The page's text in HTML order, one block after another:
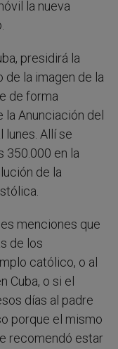
la nueva
presidirá la
de la imagen de la
de forma
Anunciación del
lunes. Allí se
350.000 en la
de la
menciones que
de los
católico, o al
Cuba, o si el
días al padre
porque el mismo
recomendó estar